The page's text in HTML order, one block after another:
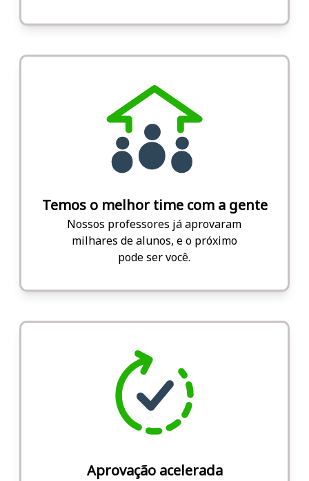
Temos o melhor time com a gente
Nossos professores já aprovaram
milhares de alunos, e o próximo
pode ser você.
Aprovação acelerada